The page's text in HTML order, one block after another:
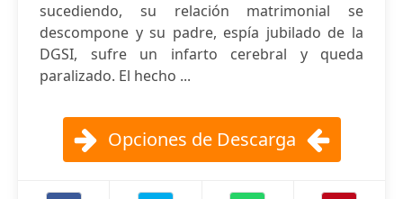
sucediendo, su relación matrimonial se
descompone y su padre, espía jubilado de la
DGSI, sufre un infarto cerebral y queda
paralizado. El hecho ...
Opciones de Descarga